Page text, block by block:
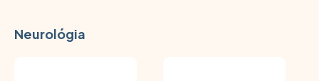
Neurológia